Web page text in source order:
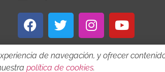
de navegación, y ofrecer
política de cookies.